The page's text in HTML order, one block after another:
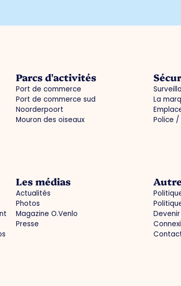
Parcs d'activités
Port de commerce
Port de commerce sud
Noorderpoort
Mouron des oiseaux
La
Police
Les médias
Actualités
Photos
Magazine O.Venlo
Presse